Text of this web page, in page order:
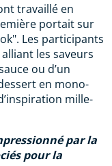
travaillé en
portait sur
Les participants
les saveurs
ou d’un
en mono-
mille-
par la
pour la